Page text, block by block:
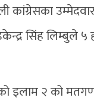
कांग्रेसका
सिंह
इलाम २ को